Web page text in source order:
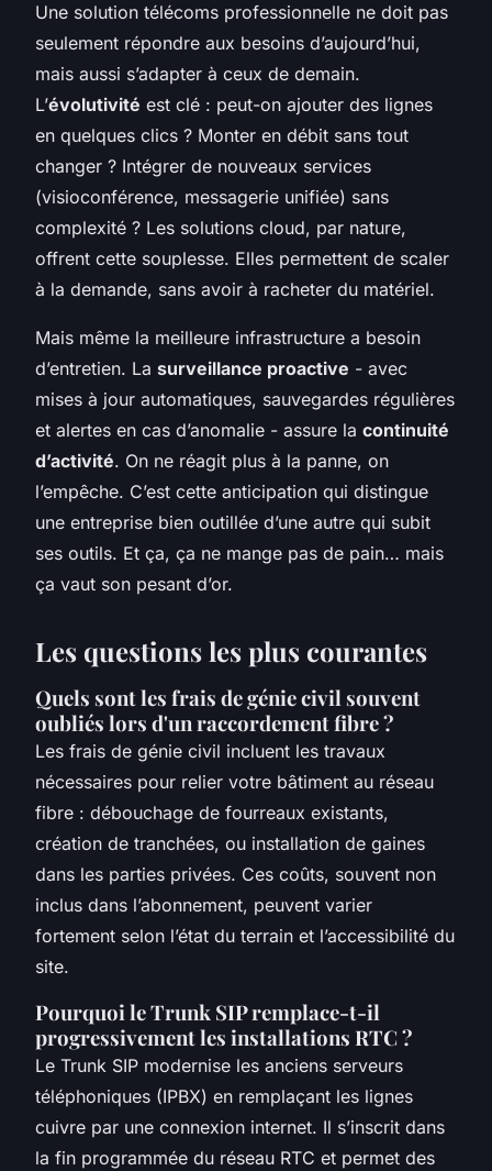
Une solution télécoms professionnelle ne doit pas
seulement répondre aux besoins d’aujourd’hui,
mais aussi s’adapter à ceux de demain.
L’évolutivité est clé : peut-on ajouter des lignes
en quelques clics ? Monter en débit sans tout
changer ? Intégrer de nouveaux services
(visioconférence, messagerie unifiée) sans
complexité ? Les solutions cloud, par nature,
offrent cette souplesse. Elles permettent de scaler
à la demande, sans avoir à racheter du matériel.
Mais même la meilleure infrastructure a besoin
d’entretien. La surveillance proactive - avec
mises à jour automatiques, sauvegardes régulières
et alertes en cas d’anomalie - assure la continuité
d’activité. On ne réagit plus à la panne, on
l’empêche. C’est cette anticipation qui distingue
une entreprise bien outillée d’une autre qui subit
ses outils. Et ça, ça ne mange pas de pain… mais
ça vaut son pesant d’or.
Les questions les plus courantes
Quels sont les frais de génie civil souvent
oubliés lors d'un raccordement fibre ?
Les frais de génie civil incluent les travaux
nécessaires pour relier votre bâtiment au réseau
fibre : débouchage de fourreaux existants,
création de tranchées, ou installation de gaines
dans les parties privées. Ces coûts, souvent non
inclus dans l’abonnement, peuvent varier
fortement selon l’état du terrain et l’accessibilité du
site.
Pourquoi le Trunk SIP remplace-t-il
progressivement les installations RTC ?
Le Trunk SIP modernise les anciens serveurs
téléphoniques (IPBX) en remplaçant les lignes
cuivre par une connexion internet. Il s’inscrit dans
la fin programmée du réseau RTC et permet des